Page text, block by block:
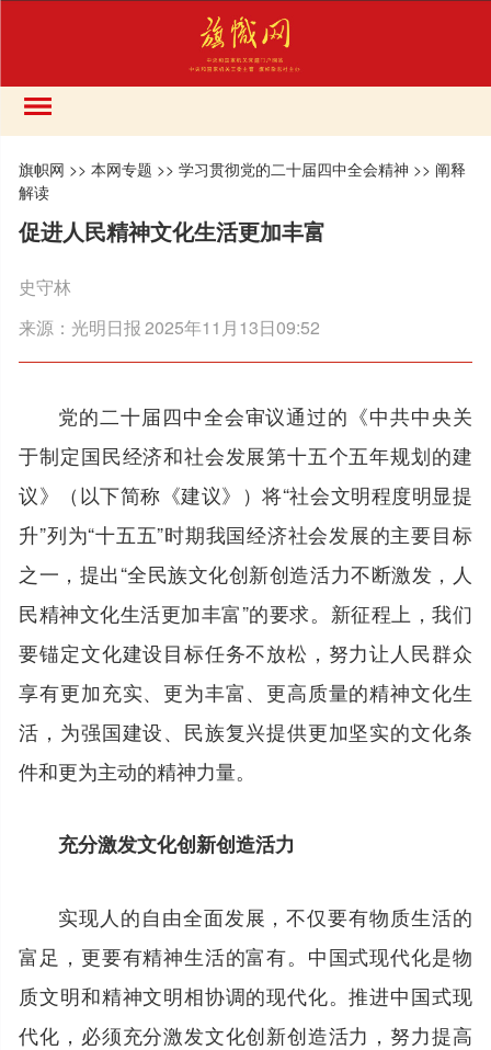
旗帜网 >>本网专题 >>学习贯彻党的二十届四中全会精神 >> 阐释
解读
促进人民精神文化生活更加丰富
史守林
来源： 光明日报2025年11月13日09:52
党的二十届四中全会审议通过的《中共中央关
于制定国民经济和社会发展第十五个五年规划的建
议》（以下简称《建议》）将“社会文明程度明显提
升”列为“十五五”时期我国经济社会发展的主要目标
之一，提出“全民族文化创新创造活力不断激发，人
民精神文化生活更加丰富”的要求。新征程上，我们
要锚定文化建设目标任务不放松，努力让人民群众
享有更加充实、更为丰富、更高质量的精神文化生
活，为强国建设、民族复兴提供更加坚实的文化条
件和更为主动的精神力量。
充分激发文化创新创造活力
实现人的自由全面发展，不仅要有物质生活的
富足，更要有精神生活的富有。中国式现代化是物
质文明和精神文明相协调的现代化。推进中国式现
代化，必须充分激发文化创新创造活力，努力提高